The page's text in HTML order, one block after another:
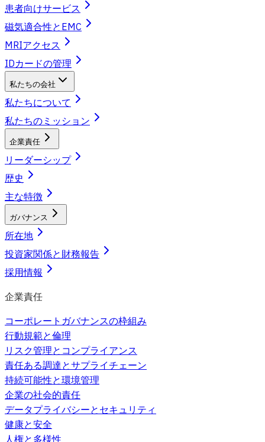
患者向けサービス
磁気適合性とEMC
MRIアクセス
IDカードの管理
私たちの会社
私たちについて
私たちのミッション
企業責任
リーダーシップ
歴史
主な特徴
ガバナンス
所在地
投資家関係と財務報告
採用情報
企業責任
コーポレートガバナンスの枠組み
行動規範と倫理
リスク管理とコンプライアンス
責任ある調達とサプライチェーン
持続可能性と環境管理
企業の社会的責任
データプライバシーとセキュリティ
健康と安全
人権と多様性